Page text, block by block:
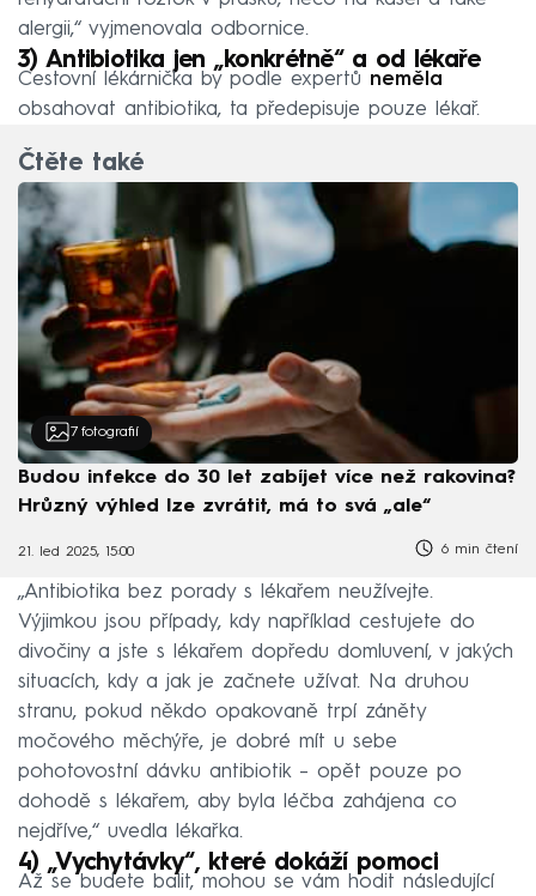
alergii,“ vyjmenovala odbornice.
3) Antibiotika jen „konkrétně“ a od lékaře
Cestovní lékárnička by podle expertů neměla
obsahovat antibiotika, ta předepisuje pouze lékař.
Čtěte také
7 fotografií
Budou infekce do 30 let zabíjet více než rakovina?
Hrůzný výhled lze zvrátit, má to svá „ale“
21. led 2025, 15:00 6 min čtení
„Antibiotika bez porady s lékařem neužívejte.
Výjimkou jsou případy, kdy například cestujete do
divočiny a jste s lékařem dopředu domluvení, v jakých
situacích, kdy a jak je začnete užívat. Na druhou
stranu, pokud někdo opakovaně trpí záněty
močového měchýře, je dobré mít u sebe
pohotovostní dávku antibiotik – opět pouze po
dohodě s lékařem, aby byla léčba zahájena co
nejdříve,“ uvedla lékařka.
4) „Vychytávky“, které dokáží pomoci
Až se budete balit, mohou se vám hodit následující